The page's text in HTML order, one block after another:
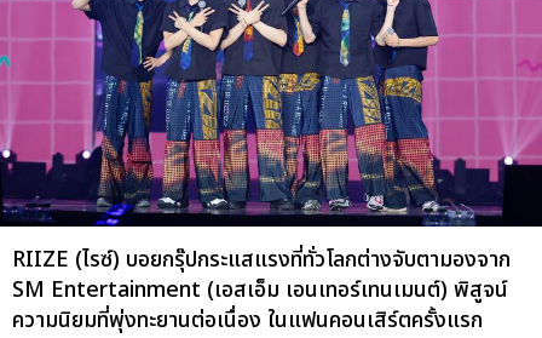
RIIZE (ไรซ์) บอยกรุ๊ปกระแสแรงที่ทั่วโลกต่างจับตามองจาก
SM Entertainment (เอสเอ็ม เอนเทอร์เทนเมนต์) พิสูจน์
ความนิยมที่พุ่งทะยานต่อเนื่อง ในแฟนคอนเสิร์ตครั้งแรก